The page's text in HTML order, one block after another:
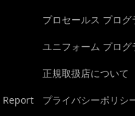
Report
プロセールス プログ
ユニフォーム プログ
正規取扱店について
プライバシーポリシ